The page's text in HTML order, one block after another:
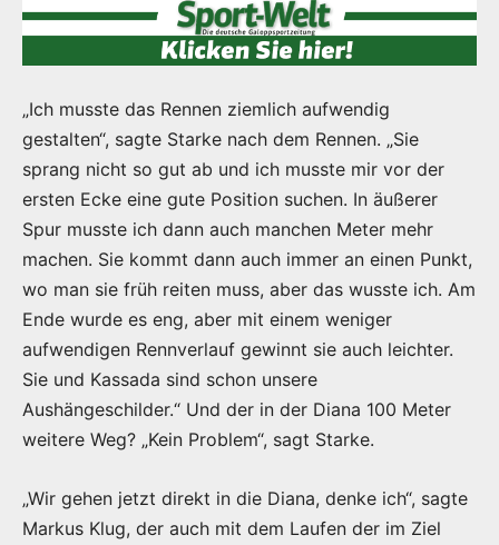
„Ich musste das Rennen ziemlich aufwendig
gestalten“, sagte Starke nach dem Rennen. „Sie
sprang nicht so gut ab und ich musste mir vor der
ersten Ecke eine gute Position suchen. In äußerer
Spur musste ich dann auch manchen Meter mehr
machen. Sie kommt dann auch immer an einen Punkt,
wo man sie früh reiten muss, aber das wusste ich. Am
Ende wurde es eng, aber mit einem weniger
aufwendigen Rennverlauf gewinnt sie auch leichter.
Sie und Kassada sind schon unsere
Aushängeschilder.“ Und der in der Diana 100 Meter
weitere Weg? „Kein Problem“, sagt Starke.
„Wir gehen jetzt direkt in die Diana, denke ich“, sagte
Markus Klug, der auch mit dem Laufen der im Ziel